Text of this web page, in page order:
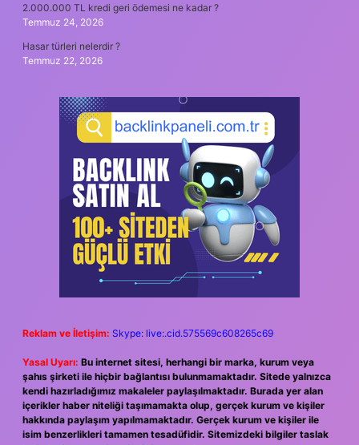
2.000.000 TL kredi geri ödemesi ne kadar ?
Temmuz 24, 2026
Hasar türleri nelerdir ?
Temmuz 22, 2026
Reklam ve İletişim: Skype: live:.cid.575569c608265c69
Yasal Uyarı: Bu internet sitesi, herhangi bir marka, kurum veya
şahıs şirketi ile hiçbir bağlantısı bulunmamaktadır. Sitede yalnızca
kendi hazırladığımız makaleler paylaşılmaktadır. Burada yer alan
içerikler haber niteliği taşımamakta olup, gerçek kurum ve kişiler
hakkında paylaşım yapılmamaktadır. Gerçek kurum ve kişiler ile
isim benzerlikleri tamamen tesadüfidir. Sitemizdeki bilgiler taslak